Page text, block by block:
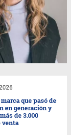
que pasó de
en generación y
de 3.000
venta